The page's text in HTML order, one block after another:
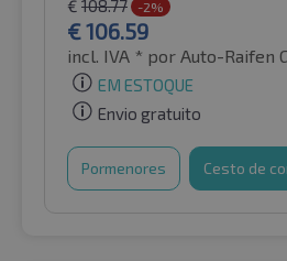
€ 108.77 -2%
€106.59
incl. IVA * por Auto-Raifen
EM ESTOQUE
Envio gratuito
Pormenores Cesto de